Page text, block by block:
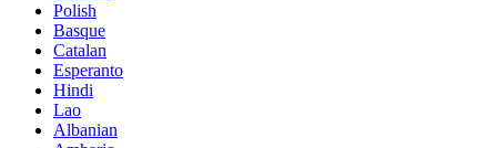
Polish
Basque
Catalan
Esperanto
Hindi
Lao
Albanian